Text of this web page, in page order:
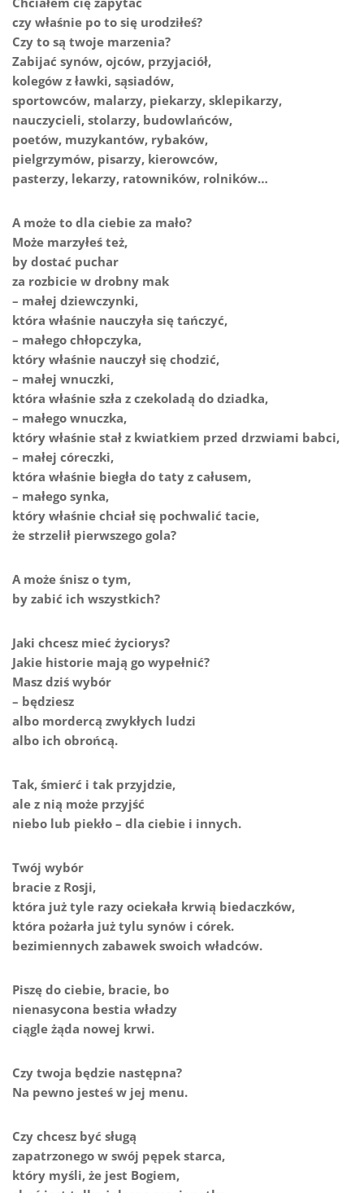
czy właśnie po to się urodziłeś?
Czy to są twoje marzenia?
Zabijać synów, ojców, przyjaciół,
kolegów z ławki, sąsiadów,
sportowców, malarzy, piekarzy, sklepikarzy,
nauczycieli, stolarzy, budowlańców,
poetów, muzykantów, rybaków,
pielgrzymów, pisarzy, kierowców,
pasterzy, lekarzy, ratowników, rolników…
A może to dla ciebie za mało?
Może marzyłeś też,
by dostać puchar
za rozbicie w drobny mak
– małej dziewczynki,
która właśnie nauczyła się tańczyć,
– małego chłopczyka,
który właśnie nauczył się chodzić,
– małej wnuczki,
która właśnie szła z czekoladą do dziadka,
– małego wnuczka,
który właśnie stał z kwiatkiem przed drzwiami babci,
– małej córeczki,
która właśnie biegła do taty z całusem,
– małego synka,
który właśnie chciał się pochwalić tacie,
że strzelił pierwszego gola?
A może śnisz o tym,
by zabić ich wszystkich?
Jaki chcesz mieć życiorys?
Jakie historie mają go wypełnić?
Masz dziś wybór
– będziesz
albo mordercą zwykłych ludzi
albo ich obrońcą.
Tak, śmierć i tak przyjdzie,
ale z nią może przyjść
niebo lub piekło – dla ciebie i innych.
Twój wybór
bracie z Rosji,
która już tyle razy ociekała krwią biedaczków,
która pożarła już tylu synów i córek.
bezimiennych zabawek swoich władców.
Piszę do ciebie, bracie, bo
nienasycona bestia władzy
ciągle żąda nowej krwi.
Czy twoja będzie następna?
Na pewno jesteś w jej menu.
Czy chcesz być sługą
zapatrzonego w swój pępek starca,
który myśli, że jest Bogiem,